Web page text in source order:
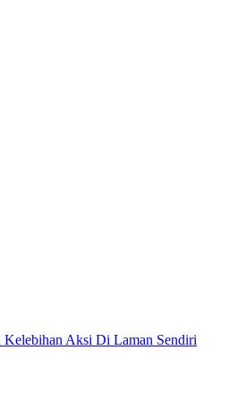
Kelebihan Aksi Di Laman Sendiri